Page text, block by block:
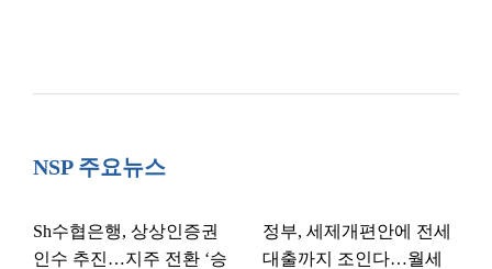
NSP 주요뉴스
Sh수협은행, 상상인증권
인수 추진…지주 전환 ‘승
정부, 세제개편안에 전세
대출까지 조인다…월세